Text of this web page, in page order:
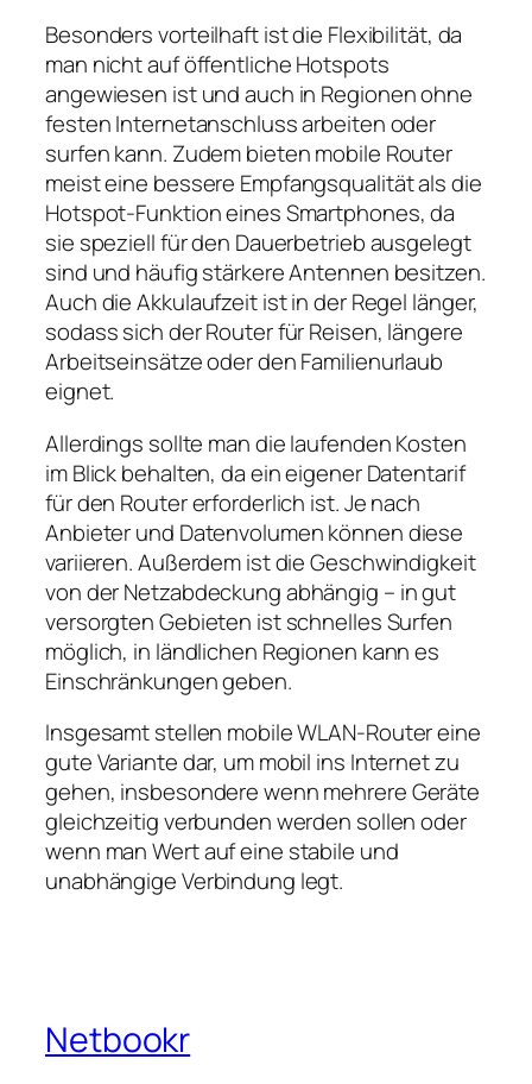
Besonders vorteilhaft ist die Flexibilität, da
man nicht auf öffentliche Hotspots
angewiesen ist und auch in Regionen ohne
festen Internetanschluss arbeiten oder
surfen kann. Zudem bieten mobile Router
meist eine bessere Empfangsqualität als die
Hotspot‑Funktion eines Smartphones, da
sie speziell für den Dauerbetrieb ausgelegt
sind und häufig stärkere Antennen besitzen.
Auch die Akkulaufzeit ist in der Regel länger,
sodass sich der Router für Reisen, längere
Arbeitseinsätze oder den Familienurlaub
eignet.
Allerdings sollte man die laufenden Kosten
im Blick behalten, da ein eigener Datentarif
für den Router erforderlich ist. Je nach
Anbieter und Datenvolumen können diese
variieren. Außerdem ist die Geschwindigkeit
von der Netzabdeckung abhängig – in gut
versorgten Gebieten ist schnelles Surfen
möglich, in ländlichen Regionen kann es
Einschränkungen geben.
Insgesamt stellen mobile WLAN‑Router eine
gute Variante dar, um mobil ins Internet zu
gehen, insbesondere wenn mehrere Geräte
gleichzeitig verbunden werden sollen oder
wenn man Wert auf eine stabile und
unabhängige Verbindung legt.
Netbookr